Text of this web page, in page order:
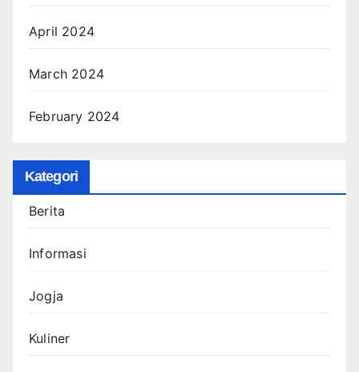
April 2024
March 2024
February 2024
Kategori
Berita
Informasi
Jogja
Kuliner